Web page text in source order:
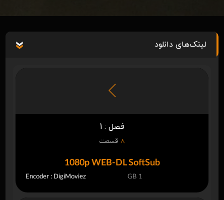
لینک‌های دانلود
فصل : 1
8 قسمت
1080p WEB-DL SoftSub
Encoder : DigiMoviez 1 GB